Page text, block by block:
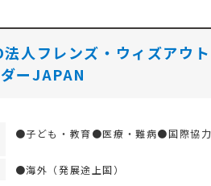
人フレンズ・ウィズアウ
ーJAPAN
●子ども・教育●医療・難病●国際協
●海外（発展途上国）